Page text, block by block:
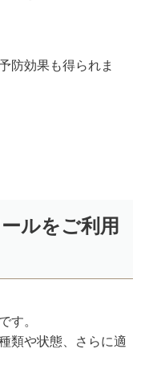
防効果も得られま
ルをご利用
す。
類や状態、さらに適